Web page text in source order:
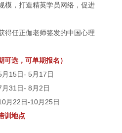
模，打造精英学员网络，促进
得任正伽老师签发的中国心理
可选，可单期报名）
15日- 5月17日
31日- 8月2日
月22日-10月25日
训地点